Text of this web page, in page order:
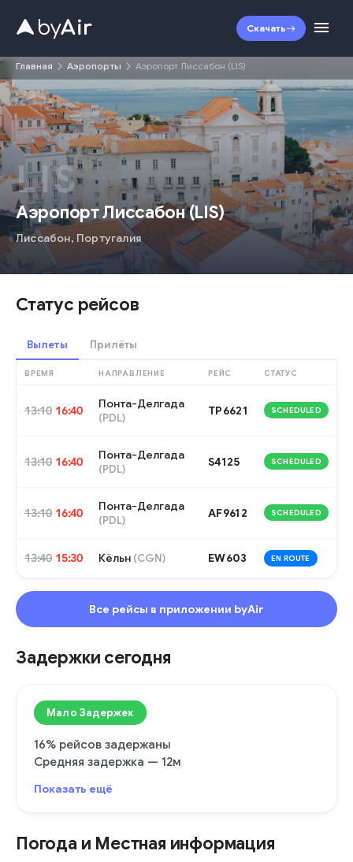
Скачать
Главная Аэропорты Аэропорт Лиссабон (LIS)
LIS
Аэропорт Лиссабон(LIS)
Лиссабон, Португалия
Статус рейсов
Вылеты Прилёты
ВРЕМЯ НАПРАВЛЕНИЕ РЕЙС СТАТУС
13:10 16:40 Понта-Делгада
(PDL)
TP6621 SCHEDULED
13:10 16:40 Понта-Делгада
(PDL)
S4125 SCHEDULED
13:10 16:40 Понта-Делгада
(PDL)
AF9612 SCHEDULED
13:40 15:30 Кёльн (CGN) EW603 EN ROUTE
Все рейсы в приложении byAir
Задержки сегодня
Мало Задержек
16% рейсов задержаны
Средняя задержка — 12м
Показать ещё
Погода и Местная информация